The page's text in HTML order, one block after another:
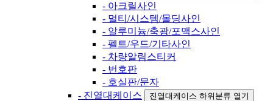
- 아크릴사인
- 멀티/시스템/몰딩사인
- 알루미늄/축광/포맥스사인
- 펠트/우드/기타사인
- 차량알림스티커
- 번호판
- 호실판/문자
- 진열대케이스
진열대케이스 하위분류 열기